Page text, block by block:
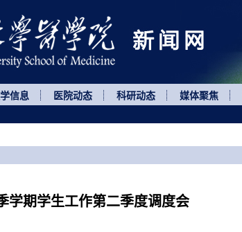
信息 医院动态 科研动态 媒体聚焦
学期学生工作第二季度调度会